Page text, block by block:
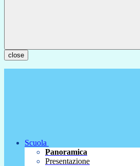
close
Scuola
Panoramica
Presentazione